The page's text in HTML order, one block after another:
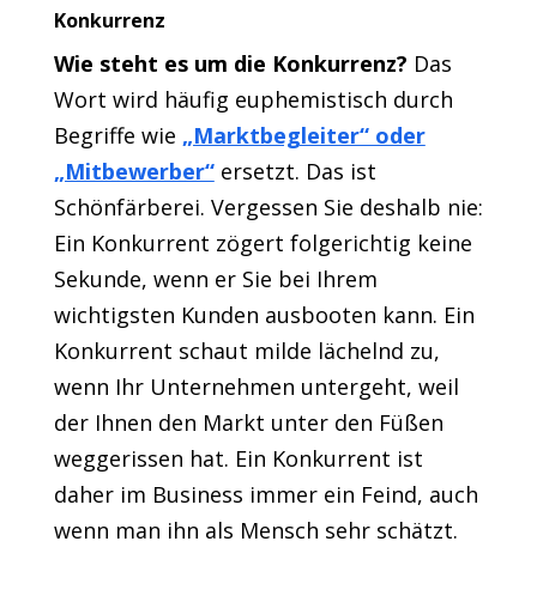
Konkurrenz
Wie steht es um die Konkurrenz? Das
Wort wird häufig euphemistisch durch
Begriffe wie „Marktbegleiter“ oder
„Mitbewerber“ersetzt. Das ist
Schönfärberei. Vergessen Sie deshalb nie:
Ein Konkurrent zögert folgerichtig keine
Sekunde, wenn er Sie bei Ihrem
wichtigsten Kunden ausbooten kann. Ein
Konkurrent schaut milde lächelnd zu,
wenn Ihr Unternehmen untergeht, weil
der Ihnen den Markt unter den Füßen
weggerissen hat. Ein Konkurrent ist
daher im Business immer ein Feind, auch
wenn man ihn als Mensch sehr schätzt.